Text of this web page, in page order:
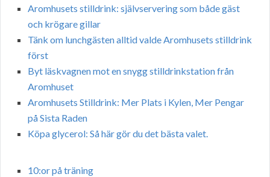
Aromhusets stilldrink: självservering som både gäst
och krögare gillar
Tänk om lunchgästen alltid valde Aromhusets stilldrink
först
Byt läskvagnen mot en snygg stilldrinkstation från
Aromhuset
Aromhusets Stilldrink: Mer Plats i Kylen, Mer Pengar
på Sista Raden
Köpa glycerol: Så här gör du det bästa valet.
10:or på träning